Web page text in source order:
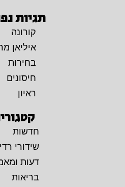
תגיות
קורונה
איליאן
בחירות
חיסונים
ראיון
חדשות
שידורי
דעות
בריאות